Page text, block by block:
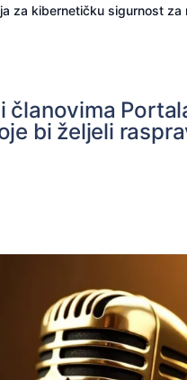
za kibernetičku sigurnost
članovima
bi željeli